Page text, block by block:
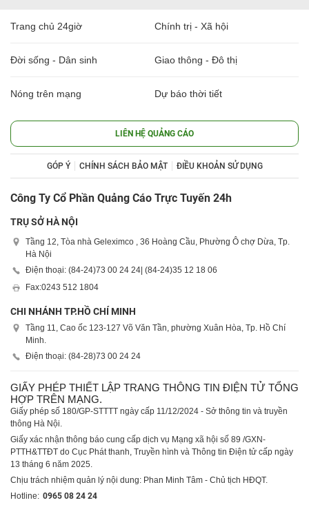
Trang chủ 24giờ Chính trị - Xã hội
Đời sống - Dân sinh Giao thông - Đô thị
Nóng trên mạng Dự báo thời tiết
LIÊN HỆ QUẢNG CÁO
GÓP Ý CHÍNH SÁCH BẢO MẬT ĐIỀU KHOẢN SỬ DỤNG
Công Ty Cổ Phần Quảng Cáo Trực Tuyến 24h
TRỤ SỞ HÀ NỘI
Tầng 12, Tòa nhà Geleximco , 36 Hoàng Cầu, Phường Ô chợ Dừa, Tp.
Hà Nội
Điện thoại: (84-24)73 00 24 24| (84-24)35 12 18 06
Fax:0243 512 1804
CHI NHÁNH TP.HỒ CHÍ MINH
Tầng 11, Cao ốc 123-127 Võ Văn Tần, phường Xuân Hòa, Tp. Hồ Chí
Minh.
Điện thoại: (84-28)73 00 24 24
GIẤY PHÉP THIẾT LẬP TRANG THÔNG TIN ĐIỆN TỬ TỔNG
HỢP TRÊN MẠNG.
Giấy phép số 180/GP-STTTT ngày cấp 11/12/2024 - Sở thông tin và truyền
thông Hà Nội.
Giấy xác nhận thông báo cung cấp dịch vụ Mạng xã hội số 89 /GXN-
PTTH&TTĐT do Cục Phát thanh, Truyền hình và Thông tin Điện tử cấp ngày
13 tháng 6 năm 2025.
Chịu trách nhiệm quản lý nội dung: Phan Minh Tâm - Chủ tịch HĐQT.
Hotline: 0965 08 24 24